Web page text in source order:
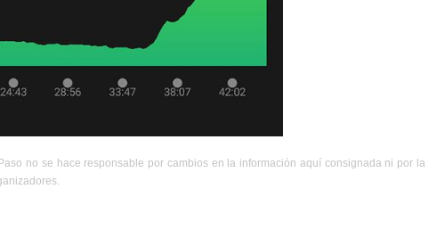
no se hace responsable por cambios en la información aquí consignada ni por la